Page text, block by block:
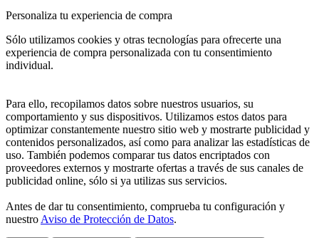
Personaliza tu experiencia de compra
Sólo utilizamos cookies y otras tecnologías para ofrecerte una
experiencia de compra personalizada con tu consentimiento
individual.
Para ello, recopilamos datos sobre nuestros usuarios, su
comportamiento y sus dispositivos. Utilizamos estos datos para
optimizar constantemente nuestro sitio web y mostrarte publicidad y
contenidos personalizados, así como para analizar las estadísticas de
uso. También podemos comparar tus datos encriptados con
proveedores externos y mostrarte ofertas a través de sus canales de
publicidad online, sólo si ya utilizas sus servicios.
Antes de dar tu consentimiento, comprueba tu configuración y
nuestro Aviso de Protección de Datos.